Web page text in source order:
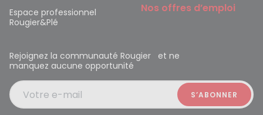
Espace professionnel
Rougier&Plé
Nos offres d’emploi
Rejoignez la communauté Rougier et ne
manquez aucune opportunité
Votre e-mail